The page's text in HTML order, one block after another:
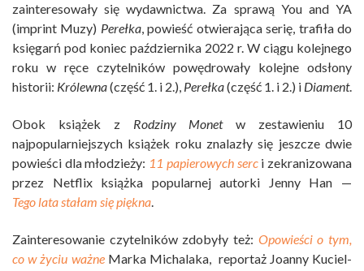
zainteresowały się wydawnictwa. Za sprawą You and YA
(imprint Muzy) Perełka, powieść otwierająca serię, trafiła do
księgarń pod koniec października 2022 r. W ciągu kolejnego
roku w ręce czytelników powędrowały kolejne odsłony
historii: Królewna(część 1. i 2.), Perełka(część 1. i 2.) i Diament.
Obok książek z Rodziny Monetw zestawieniu 10
najpopularniejszych książek roku znalazły się jeszcze dwie
powieści dla młodzieży: 11 papierowych serci zekranizowana
przez Netflix książka popularnej autorki Jenny Han —
Tego lata stałam się piękna.
Zainteresowanie czytelników zdobyły też: Opowieści o tym,
co w życiu ważneMarka Michalaka, reportaż Joanny Kuciel-